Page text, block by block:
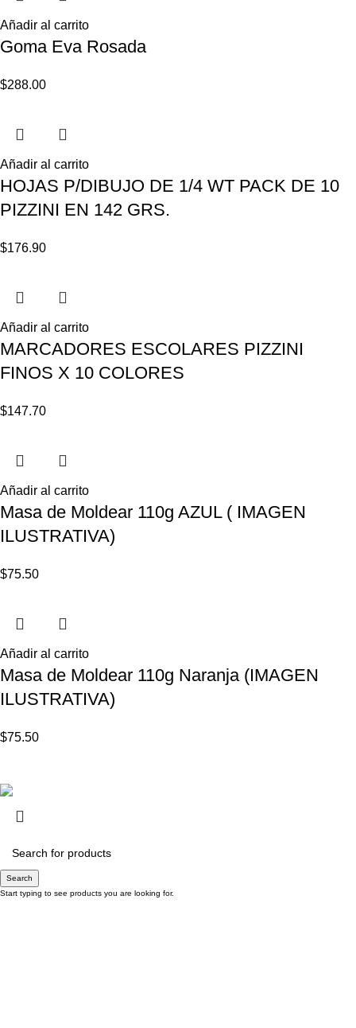
Añadir al carrito
Goma Eva Rosada
$288.00
Añadir al carrito
HOJAS P/DIBUJO DE 1/4 WT PACK DE 10
PIZZINI EN 142 GRS.
$176.90
Añadir al carrito
MARCADORES ESCOLARES PIZZINI
FINOS X 10 COLORES
$147.70
Añadir al carrito
Masa de Moldear 110g AZUL ( IMAGEN
ILUSTRATIVA)
$75.50
Añadir al carrito
Masa de Moldear 110g Naranja (IMAGEN
ILUSTRATIVA)
$75.50
Search
Start typing to see products you are looking for.